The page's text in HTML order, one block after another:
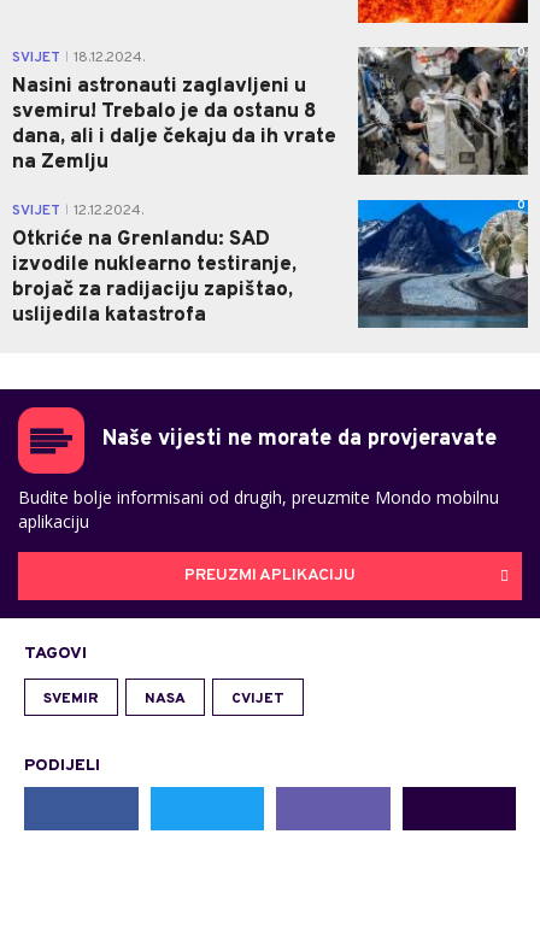
SVIJET 18.12.2024.
Nasini astronauti zaglavljeni u
svemiru! Trebalo je da ostanu 8
dana, ali i dalje čekaju da ih vrate
na Zemlju
0
SVIJET 12.12.2024.
Otkriće na Grenlandu: SAD
izvodile nuklearno testiranje,
brojač za radijaciju zapištao,
uslijedila katastrofa
0
Naše vijesti ne morate da provjeravate
Budite bolje informisani od drugih, preuzmite Mondo mobilnu
aplikaciju
PREUZMI APLIKACIJU
TAGOVI
SVEMIR NASA CVIJET
PODIJELI